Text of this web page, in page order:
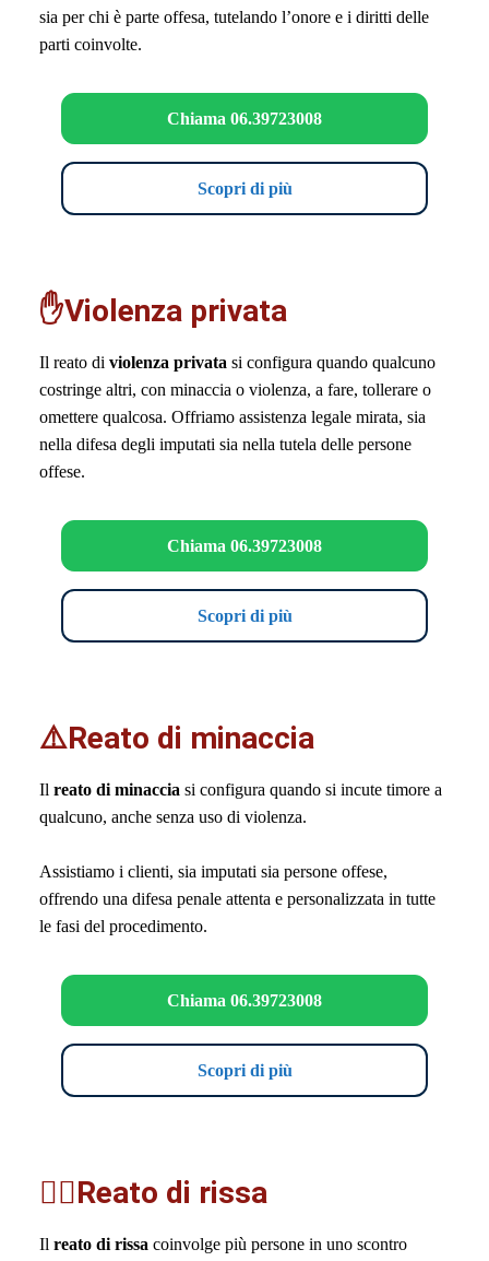
sia per chi è parte offesa, tutelando l’onore e i diritti delle
parti coinvolte.
Chiama 06.39723008
Scopri di più
✋Violenza privata
Il reato di violenza privata si configura quando qualcuno
costringe altri, con minaccia o violenza, a fare, tollerare o
omettere qualcosa. Offriamo assistenza legale mirata, sia
nella difesa degli imputati sia nella tutela delle persone
offese.
Chiama 06.39723008
Scopri di più
⚠️Reato di minaccia
Il reato di minaccia si configura quando si incute timore a
qualcuno, anche senza uso di violenza.
Assistiamo i clienti, sia imputati sia persone offese,
offrendo una difesa penale attenta e personalizzata in tutte
le fasi del procedimento.
Chiama 06.39723008
Scopri di più
🤼‍♂️Reato di rissa
Il reato di rissa coinvolge più persone in uno scontro